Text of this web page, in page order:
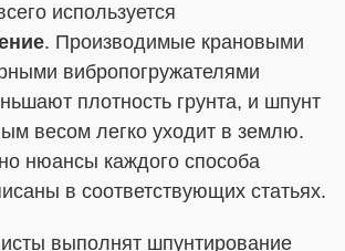
используется
. Производимые крановыми
вибропогружателями
плотность грунта, и шпунт
весом легко уходит в землю.
нюансы каждого способа
в соответствующих статьях.
выполнят шпунтирование